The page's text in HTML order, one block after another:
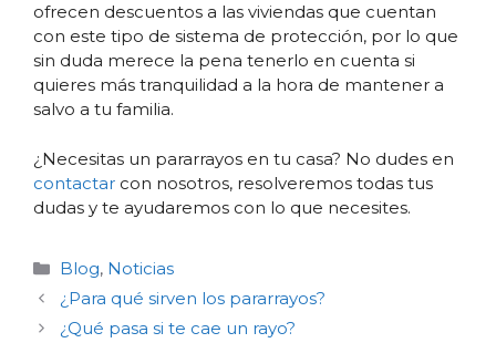
ofrecen descuentos a las viviendas que cuentan
con este tipo de sistema de protección, por lo que
sin duda merece la pena tenerlo en cuenta si
quieres más tranquilidad a la hora de mantener a
salvo a tu familia.
¿Necesitas un pararrayos en tu casa? No dudes en
contactar con nosotros, resolveremos todas tus
dudas y te ayudaremos con lo que necesites.
Categorías
Blog, Noticias
¿Para qué sirven los pararrayos?
¿Qué pasa si te cae un rayo?